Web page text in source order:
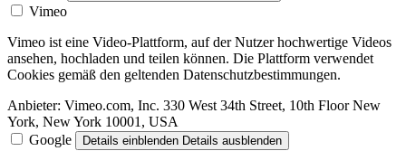
Vimeo
Vimeo ist eine Video-Plattform, auf der Nutzer hochwertige Videos
ansehen, hochladen und teilen können. Die Plattform verwendet
Cookies gemäß den geltenden Datenschutzbestimmungen.
Anbieter: Vimeo.com, Inc. 330 West 34th Street, 10th Floor New
York, New York 10001, USA
Google
Details einblenden Details ausblenden